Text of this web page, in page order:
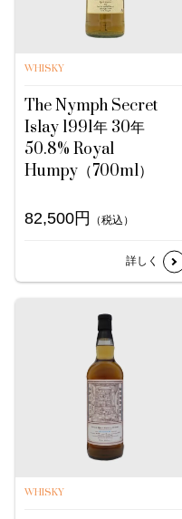
WHISKY
The Nymph Secret
Islay 1991年 30年
50.8% Royal
Humpy（700ml）
82,500円 （税込）
詳しく
WHISKY